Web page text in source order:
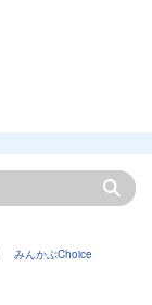
みんかぶChoice